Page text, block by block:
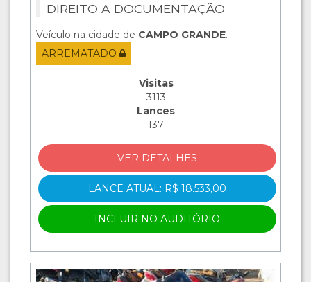
DIREITO A DOCUMENTAÇÃO
Veículo na cidade de CAMPO GRANDE.
ARREMATADO
Visitas
3113
Lances
137
VER DETALHES
LANCE ATUAL: R$ 18.533,00
INCLUIR NO AUDITÓRIO